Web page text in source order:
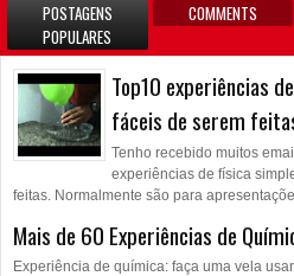
POSTAGENS
POPULARES
COMMENTS
Top10 experiências
fáceis de serem
Tenho recebido muitos
experiências de física
feitas. Normalmente são para
Mais de 60 Experiências de
Experiência de química: faça uma vela